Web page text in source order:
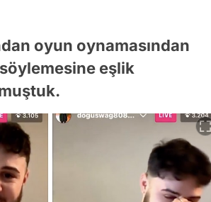
oyun oynamasından
eşlik